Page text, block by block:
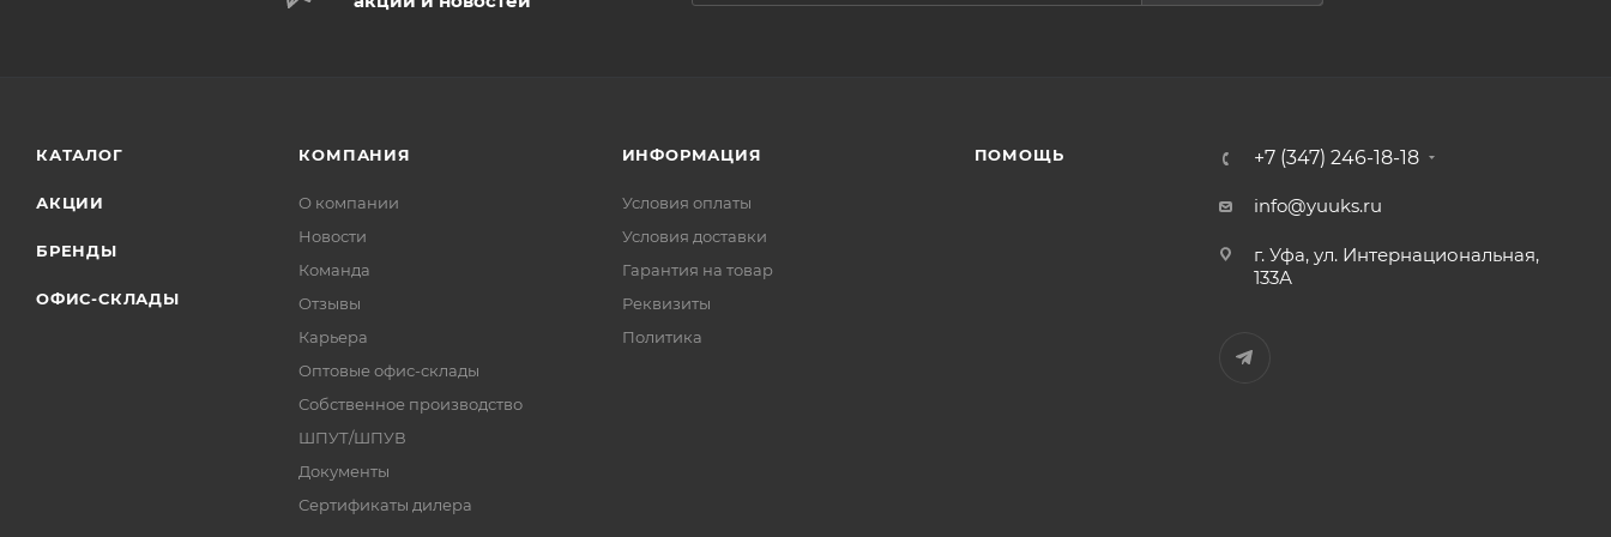
КАТАЛОГ
АКЦИИ
БРЕНДЫ
ОФИС-СКЛАДЫ
КОМПАНИЯ
О компании
Новости
Команда
Отзывы
Карьера
Оптовые офис-склады
Собственное производство
ШПУТ/ШПУВ
Документы
Сертификаты дилера
ИНФОРМАЦИЯ
Условия оплаты
Условия доставки
Гарантия на товар
Реквизиты
Политика
ПОМОЩЬ +7 (347) 246-18-18
info@yuuks.ru
г. Уфа, ул. Интернациональная,
133А